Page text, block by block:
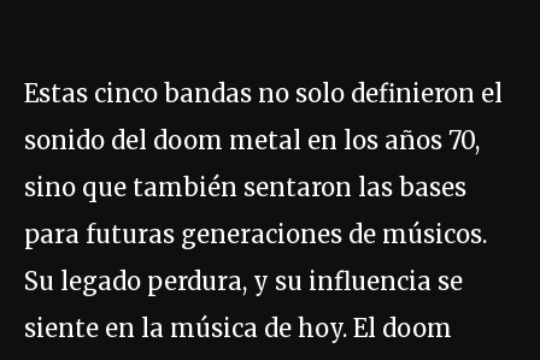
Estas cinco bandas no solo definieron el
sonido del doom metal en los años 70,
sino que también sentaron las bases
para futuras generaciones de músicos.
Su legado perdura, y su influencia se
siente en la música de hoy. El doom